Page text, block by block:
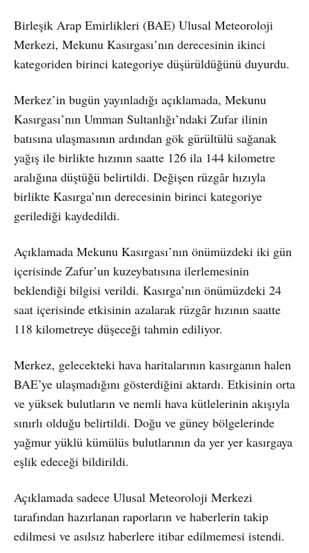
Birleşik Arap Emirlikleri (BAE) Ulusal Meteoroloji
Merkezi, Mekunu Kasırgası’nın derecesinin ikinci
kategoriden birinci kategoriye düşürüldüğünü duyurdu.
Merkez’in bugün yayınladığı açıklamada, Mekunu
Kasırgası’nın Umman Sultanlığı’ndaki Zufar ilinin
batısına ulaşmasının ardından gök gürültülü sağanak
yağış ile birlikte hızının saatte 126 ila 144 kilometre
aralığına düştüğü belirtildi. Değişen rüzgâr hızıyla
birlikte Kasırga’nın derecesinin birinci kategoriye
gerilediği kaydedildi.
Açıklamada Mekunu Kasırgası’nın önümüzdeki iki gün
içerisinde Zafur’un kuzeybatısına ilerlemesinin
beklendiği bilgisi verildi. Kasırga’nın önümüzdeki 24
saat içerisinde etkisinin azalarak rüzgâr hızının saatte
118 kilometreye düşeceği tahmin ediliyor.
Merkez, gelecekteki hava haritalarının kasırganın halen
BAE’ye ulaşmadığını gösterdiğini aktardı. Etkisinin orta
ve yüksek bulutların ve nemli hava kütlelerinin akışıyla
sınırlı olduğu belirtildi. Doğu ve güney bölgelerinde
yağmur yüklü kümülüs bulutlarının da yer yer kasırgaya
eşlik edeceği bildirildi.
Açıklamada sadece Ulusal Meteoroloji Merkezi
tarafından hazırlanan raporların ve haberlerin takip
edilmesi ve asılsız haberlere itibar edilmemesi istendi.